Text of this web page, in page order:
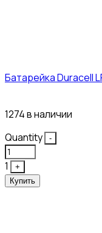
Батарейка Duracell
1274 в наличии
Quantity
-
1
+
Купить